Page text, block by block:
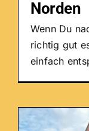
Norden
Wenn Du
richtig gut
einfach